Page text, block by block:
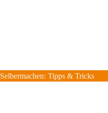
Selbermachen: Tipps & Tricks